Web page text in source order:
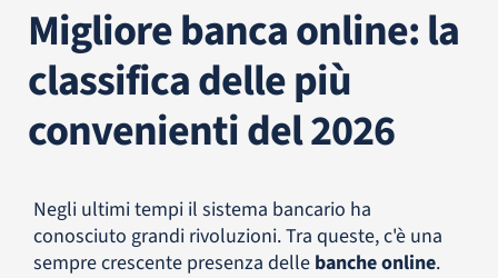
Migliore banca online: la
classifica delle più
convenienti del 2026
Negli ultimi tempi il sistema bancario ha
conosciuto grandi rivoluzioni. Tra queste, c'è una
sempre crescente presenza delle banche online.